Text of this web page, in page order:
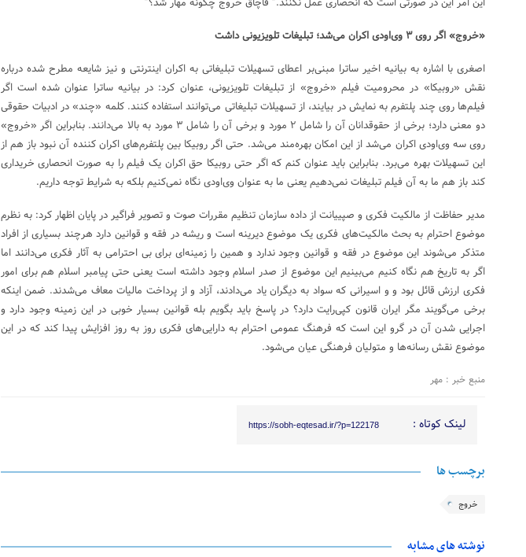
«خروج» اگر روی ۳ وی‌اودی اکران می‌شد؛ تبلیغات تلویزیونی داشت
اصغری با اشاره به بیانیه اخیر ساترا مبنی‌بر اعطای تسهیلات تبلیغاتی به اکران اینترنتی و نیز شایعه مطرح شده درباره
نقش «روبیکا» در محرومیت فیلم «خروج» از تبلیغات تلویزیونی، عنوان کرد: در بیانیه ساترا عنوان شده است اگر
فیلم‌ها روی چند پلتفرم به نمایش در بیایند، از تسهیلات تبلیغاتی می‌توانند استفاده کنند. کلمه «چند» در ادبیات حقوقی
دو معنی دارد؛ برخی از حقوقدانان آن را شامل ۲ مورد و برخی آن را شامل ۳ مورد به بالا می‌دانند. بنابراین اگر «خروج»
روی سه وی‌اودی اکران می‌شد از این امکان بهره‌مند می‌شد. حتی اگر روبیکا بین پلتفرم‌های اکران کننده آن نبود باز هم از
این تسهیلات بهره می‌برد. بنابراین باید عنوان کنم که اگر حتی روبیکا حق اکران یک فیلم را به صورت انحصاری خریداری
کند باز هم ما به آن فیلم تبلیغات نمی‌دهیم یعنی ما به عنوان وی‌اودی نگاه نمی‌کنیم بلکه به شرایط توجه داریم.
مدیر حفاظت از مالکیت فکری و صپییانت از داده سازمان تنظیم مقررات صوت و تصویر فراگیر در پایان اظهار کرد: به نظرم
موضوع احترام به بحث مالکیت‌های فکری یک موضوع دیرینه است و ریشه در فقه و قوانین دارد هرچند بسیاری از افراد
متذکر می‌شوند این موضوع در فقه و قوانین وجود ندارد و همین را زمینه‌ای برای بی احترامی به آثار فکری می‌دانند اما
اگر به تاریخ هم نگاه کنیم می‌بینیم این موضوع از صدر اسلام وجود داشته است یعنی حتی پیامبر اسلام هم برای امور
فکری ارزش قائل بود و و اسیرانی که سواد به دیگران یاد می‌دادند، آزاد و از پرداخت مالیات معاف می‌شدند. ضمن اینکه
برخی می‌گویند مگر ایران قانون کپی‌رایت دارد؟ در پاسخ باید بگویم بله قوانین بسیار خوبی در این زمینه وجود دارد و
اجرایی شدن آن در گرو این است که فرهنگ عمومی احترام به دارایی‌های فکری روز به روز افزایش پیدا کند که در این
موضوع نقش رسانه‌ها و متولیان فرهنگی عیان می‌شود.
منبع خبر : مهر
لینک کوتاه : https://sobh-eqtesad.ir/?p=122178
برچسب ها
خروج
نوشته های مشابه